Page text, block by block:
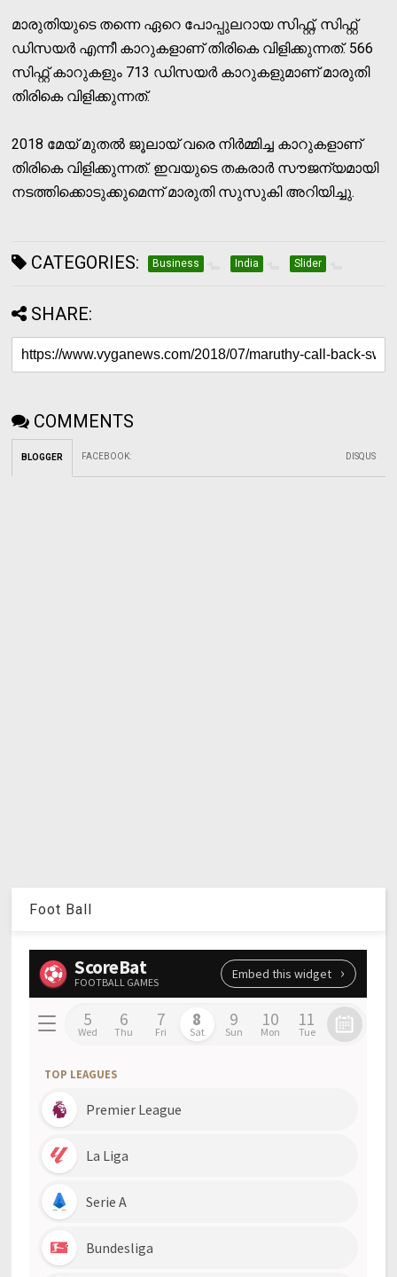
മാരുതിയുടെ തന്നെ ഏറെ പോപ്പുലറായ സിഫ്റ്റ്, സിഫ്റ്റ്
ഡിസയര്‍ എന്നീ കാറുകളാണ് തിരികെ വിളിക്കുന്നത്. 566
സിഫ്റ്റ് കാറുകളും 713 ഡിസയര്‍ കാറുകളുമാണ് മാരുതി
തിരികെ വിളിക്കുന്നത്.
2018 മേയ് മുതല്‍ ജൂലായ് വരെ നിര്‍മ്മിച്ച കാറുകളാണ്
തിരികെ വിളിക്കുന്നത്. ഇവയുടെ തകരാര്‍ സൗജന്യമായി
നടത്തിക്കൊടുക്കുമെന്ന് മാരുതി സുസുകി അറിയിച്ചു.
CATEGORIES: Business India Slider
SHARE:
COMMENTS
BLOGGER FACEBOOK: DISQUS
Foot Ball